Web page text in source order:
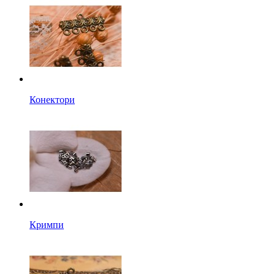
Конектори
Кримпи